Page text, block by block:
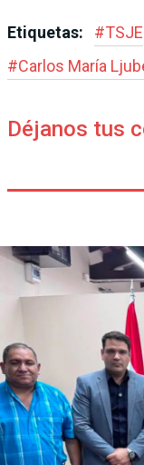
Etiquetas: #TSJE
#Carlos María
Déjanos tus